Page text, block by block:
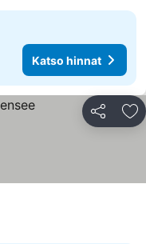
Katso hinnat
Jaa
hinnat